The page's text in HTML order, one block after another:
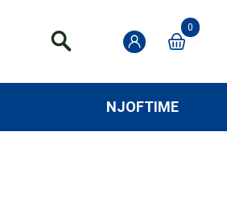
0
NJOFTIME